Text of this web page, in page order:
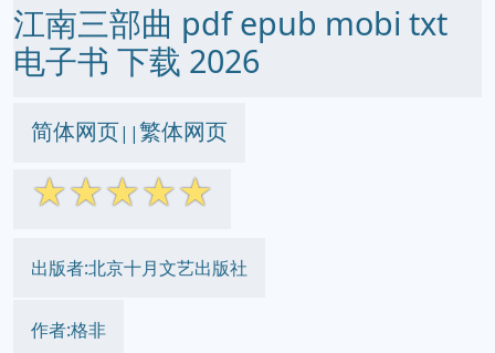
江南三部曲 pdf epub mobi txt
电子书 下载 2026
简体网页||繁体网页
☆☆☆☆☆
出版者:北京十月文艺出版社
作者:格非